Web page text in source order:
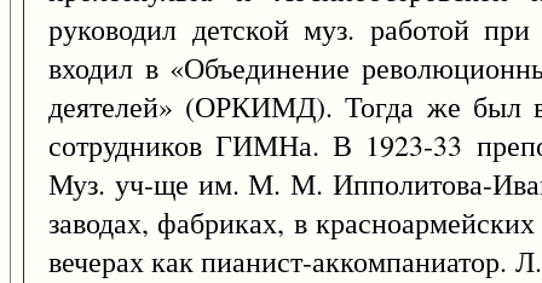
руководил детской муз. работой
входил в «Объединение
деятелей» (ОРКИМД). Тогда же был
сотрудников ГИМНа. В 1923-33
Муз. уч-ще им. М. М. Ипполитова-
заводах, фабриках, в
вечерах как пианист-аккомпаниатор.